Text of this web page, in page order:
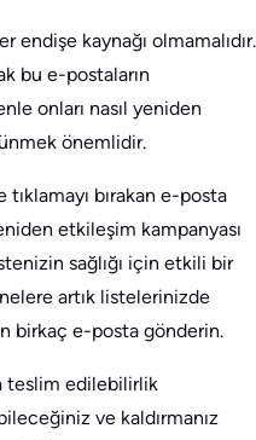
endişe kaynağı olmamalıdır.
bu e-postaların
onları nasıl yeniden
önemlidir.
tıklamayı bırakan e-posta
etkileşim kampanyası
sağlığı için etkili bir
artık listelerinizde
birkaç e-posta gönderin.
teslim edilebilirlik
ve kaldırmanız